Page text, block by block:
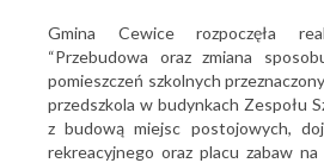
Gmina Cewice rozpoczęła
“Przebudowa oraz zmiana
pomieszczeń szkolnych
przedszkola w budynkach Zespołu
z budową miejsc postojowych,
rekreacyjnego oraz placu zabaw